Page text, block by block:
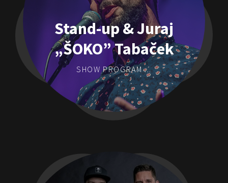
Stand-up & Juraj
„ŠOKO” Tabaček
SHOW PROGRAM ...